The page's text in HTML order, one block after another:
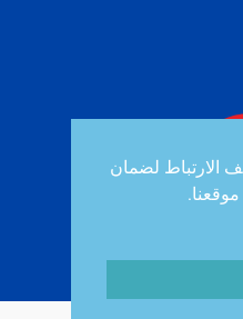
الارتباط لضمان